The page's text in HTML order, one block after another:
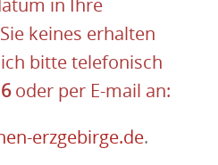
in Ihre
keines erhalten
bitte telefonisch
oder per E-mail an:
erzgebirge.de.